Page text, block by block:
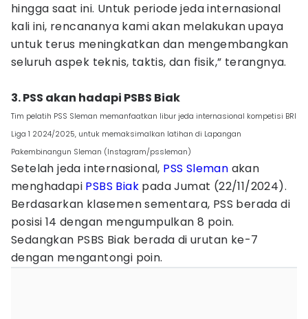
hingga saat ini. Untuk periode jeda internasional
kali ini, rencananya kami akan melakukan upaya
untuk terus meningkatkan dan mengembangkan
seluruh aspek teknis, taktis, dan fisik,” terangnya.
3. PSS akan hadapi PSBS Biak
Tim pelatih PSS Sleman memanfaatkan libur jeda internasional kompetisi BRI
Liga 1 2024/2025, untuk memaksimalkan latihan di Lapangan
Pakembinangun Sleman (Instagram/pssleman)
Setelah jeda internasional, PSS Sleman akan
menghadapi PSBS Biak pada Jumat (22/11/2024).
Berdasarkan klasemen sementara, PSS berada di
posisi 14 dengan mengumpulkan 8 poin.
Sedangkan PSBS Biak berada di urutan ke-7
dengan mengantongi poin.